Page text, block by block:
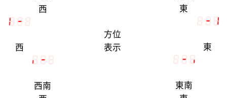
西
東
西
方位
表示
東
西南
東南